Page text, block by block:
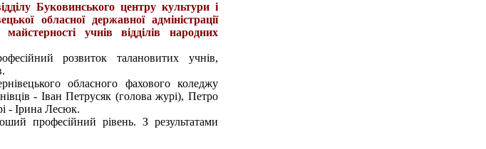
Буковинського центру культури і
обласної державної адміністрації
учнів відділів народних
розвиток талановитих учнів,
обласного фахового коледжу
- Іван Петрусяк (голова журі), Петро
- Ірина Лесюк.
професійний рівень. З результатами